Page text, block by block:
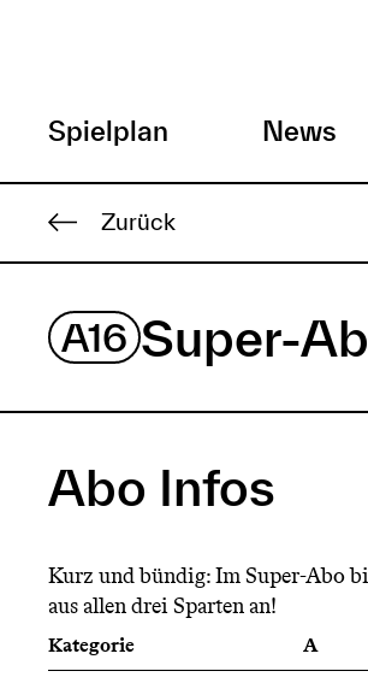
Inhalt
H
a
u
p
t
e
n
ü
Spielplan News
Zurück
A16 Super-
Abo Infos
Kurz und bündig: Im Super-Abo
aus allen drei Sparten an!
Kategorie A